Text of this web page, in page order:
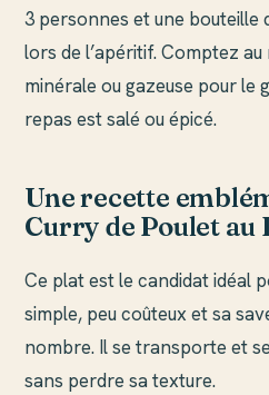
3 personnes et une bouteille
lors de l’apéritif. Comptez au
minérale ou gazeuse pour le
repas est salé ou épicé.
Une recette
Curry de Poulet au
Ce plat est le candidat idéal
simple, peu coûteux et sa
nombre. Il se transporte et
sans perdre sa texture.